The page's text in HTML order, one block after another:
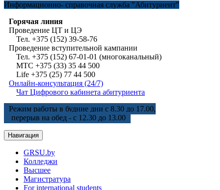
Информационно- справочная служба "Абитуриент"
Горячая линия
Проведение ЦТ и ЦЭ
Тел. +375 (152) 39-58-76
Проведение вступительной кампании
Тел. +375 (152) 67-01-01 (многоканальный)
МТС +375 (33) 35 44 500
Life +375 (25) 77 44 500
Онлайн-консультация (24/7)
Чат Цифрового кабинета абитуриента
Режим работы в будние дни с 8.30 до 17.00,
перерыв на обед - с 12.30 до 13.00
Навигация
GRSU.by
Колледжи
Высшее
Магистратура
For international students